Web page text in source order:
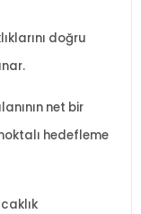
doğru
net bir
hedefleme